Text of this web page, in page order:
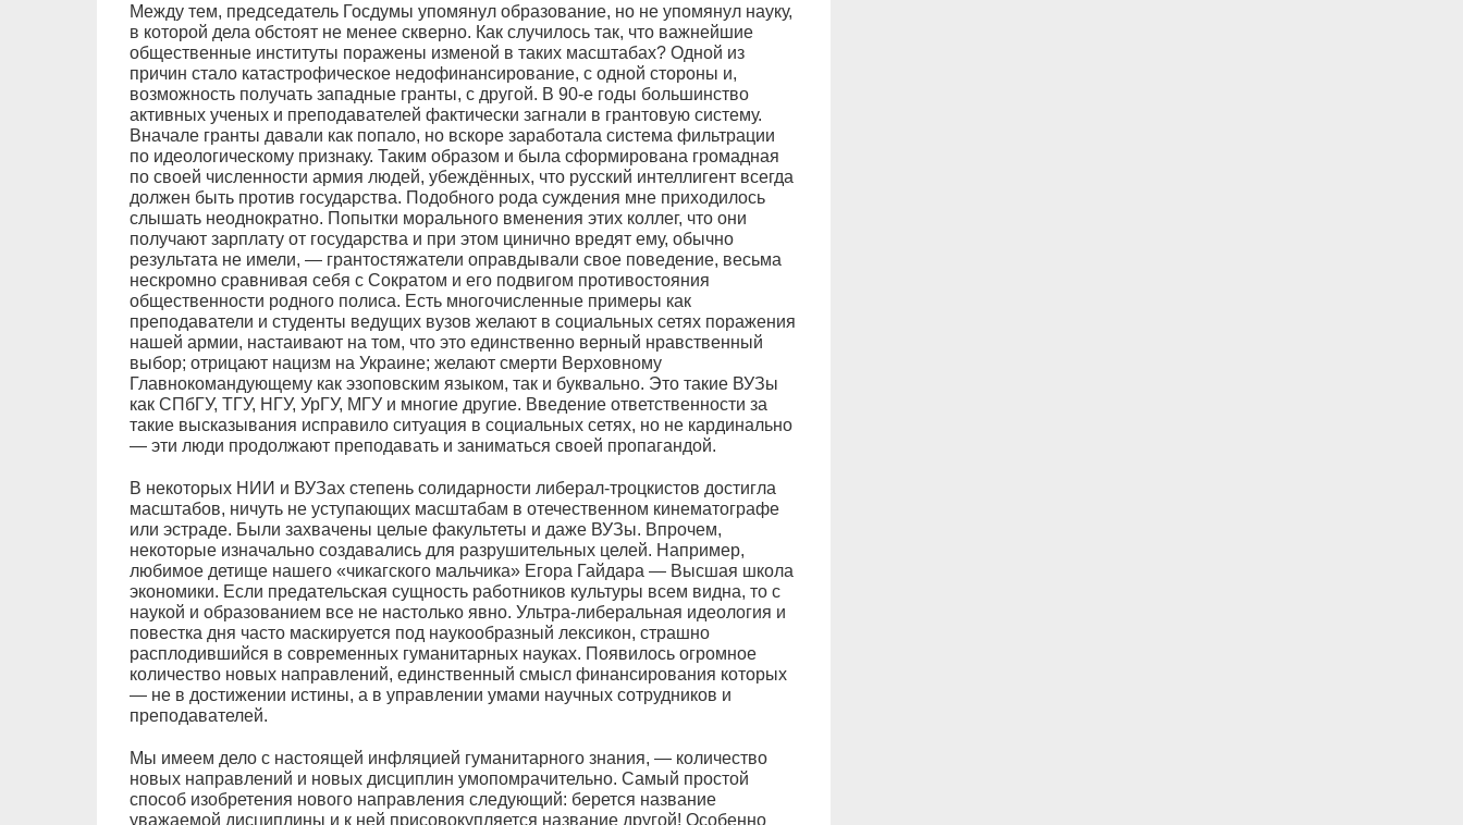
Между тем, председатель Госдумы упомянул образование, но не упомянул науку,
в которой дела обстоят не менее скверно. Как случилось так, что важнейшие
общественные институты поражены изменой в таких масштабах? Одной из
причин стало катастрофическое недофинансирование, с одной стороны и,
возможность получать западные гранты, с другой. В 90-е годы большинство
активных ученых и преподавателей фактически загнали в грантовую систему.
Вначале гранты давали как попало, но вскоре заработала система фильтрации
по идеологическому признаку. Таким образом и была сформирована громадная
по своей численности армия людей, убеждённых, что русский интеллигент всегда
должен быть против государства. Подобного рода суждения мне приходилось
слышать неоднократно. Попытки морального вменения этих коллег, что они
получают зарплату от государства и при этом цинично вредят ему, обычно
результата не имели, — грантостяжатели оправдывали свое поведение, весьма
нескромно сравнивая себя с Сократом и его подвигом противостояния
общественности родного полиса. Есть многочисленные примеры как
преподаватели и студенты ведущих вузов желают в социальных сетях поражения
нашей армии, настаивают на том, что это единственно верный нравственный
выбор; отрицают нацизм на Украине; желают смерти Верховному
Главнокомандующему как эзоповским языком, так и буквально. Это такие ВУЗы
как СПбГУ, ТГУ, НГУ, УрГУ, МГУ и многие другие. Введение ответственности за
такие высказывания исправило ситуация в социальных сетях, но не кардинально
— эти люди продолжают преподавать и заниматься своей пропагандой.
В некоторых НИИ и ВУЗах степень солидарности либерал-троцкистов достигла
масштабов, ничуть не уступающих масштабам в отечественном кинематографе
или эстраде. Были захвачены целые факультеты и даже ВУЗы. Впрочем,
некоторые изначально создавались для разрушительных целей. Например,
любимое детище нашего «чикагского мальчика» Егора Гайдара — Высшая школа
экономики. Если предательская сущность работников культуры всем видна, то с
наукой и образованием все не настолько явно. Ультра-либеральная идеология и
повестка дня часто маскируется под наукообразный лексикон, страшно
расплодившийся в современных гуманитарных науках. Появилось огромное
количество новых направлений, единственный смысл финансирования которых
— не в достижении истины, а в управлении умами научных сотрудников и
преподавателей.
Мы имеем дело с настоящей инфляцией гуманитарного знания, — количество
новых направлений и новых дисциплин умопомрачительно. Самый простой
способ изобретения нового направления следующий: берется название
уважаемой дисциплины и к ней присовокупляется название другой! Особенно